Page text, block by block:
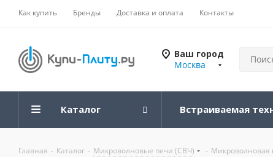
Как купить Бренды Доставка и оплата Контакты
Ваш город
Москва
Каталог Встраиваемая
Главная - Каталог - Микроволновые печи (СВЧ) - Микроволновая